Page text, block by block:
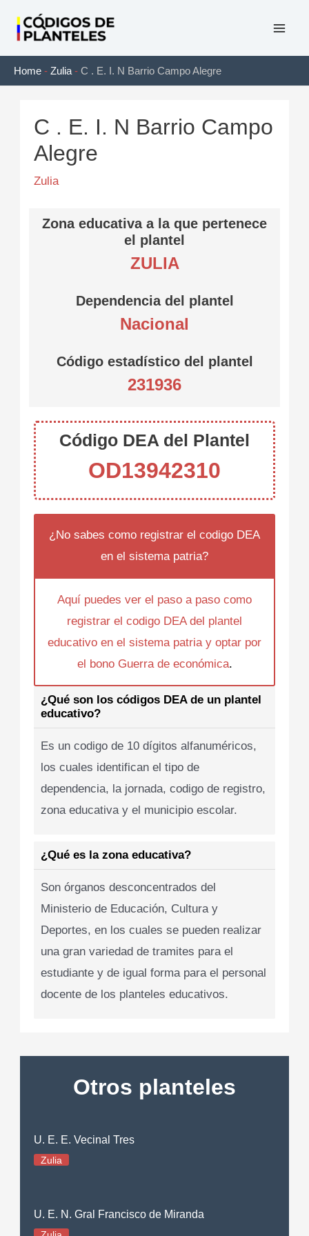
contenido
Home - Zulia - C . E. I. N Barrio Campo Alegre
C . E. I. N Barrio Campo
Alegre
Zulia
Zona educativa a la que pertenece
el plantel
ZULIA
Dependencia del plantel
Nacional
Código estadístico del plantel
231936
Código DEA del Plantel
OD13942310
¿No sabes como registrar el codigo DEA
en el sistema patria?
Aquí puedes ver el paso a paso como
registrar el codigo DEA del plantel
educativo en el sistema patria y optar por
el bono Guerra de económica.
¿Qué son los códigos DEA de un plantel
educativo?
Es un codigo de 10 dígitos alfanuméricos,
los cuales identifican el tipo de
dependencia, la jornada, codigo de registro,
zona educativa y el municipio escolar.
¿Qué es la zona educativa?
Son órganos desconcentrados del
Ministerio de Educación, Cultura y
Deportes, en los cuales se pueden realizar
una gran variedad de tramites para el
estudiante y de igual forma para el personal
docente de los planteles educativos.
Otros planteles
U. E. E. Vecinal Tres
Zulia
U. E. N. Gral Francisco de Miranda